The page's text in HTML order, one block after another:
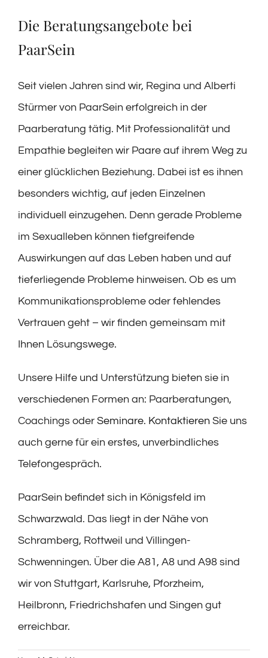
Die Beratungsangebote bei
PaarSein
Seit vielen Jahren sind wir, Regina und Alberti
Stürmer von PaarSein erfolgreich in der
Paarberatung tätig. Mit Professionalität und
Empathie begleiten wir Paare auf ihrem Weg zu
einer glücklichen Beziehung. Dabei ist es ihnen
besonders wichtig, auf jeden Einzelnen
individuell einzugehen. Denn gerade Probleme
im Sexualleben können tiefgreifende
Auswirkungen auf das Leben haben und auf
tieferliegende Probleme hinweisen. Ob es um
Kommunikationsprobleme oder fehlendes
Vertrauen geht – wir finden gemeinsam mit
Ihnen Lösungswege.
Unsere Hilfe und Unterstützung bieten sie in
verschiedenen Formen an: Paarberatungen,
Coachings oder Seminare. Kontaktieren Sie uns
auch gerne für ein erstes, unverbindliches
Telefongespräch.
PaarSein befindet sich in Königsfeld im
Schwarzwald. Das liegt in der Nähe von
Schramberg, Rottweil und Villingen-
Schwenningen. Über die A81, A8 und A98 sind
wir von Stuttgart, Karlsruhe, Pforzheim,
Heilbronn, Friedrichshafen und Singen gut
erreichbar.